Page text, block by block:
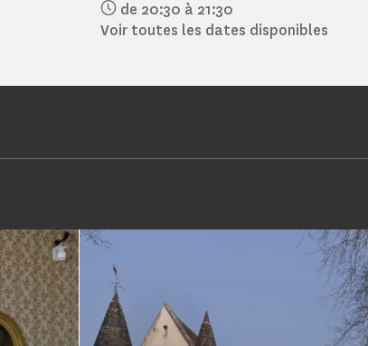
de 20:30 à 21:30
Voir toutes les dates disponibles